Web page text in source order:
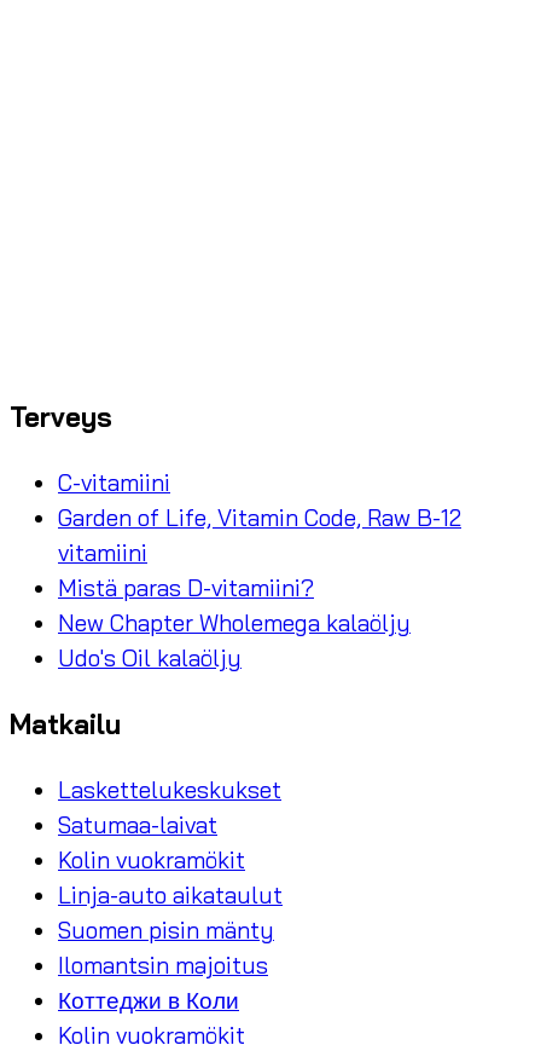
Terveys
C-vitamiini
Garden of Life, Vitamin Code, Raw B-12
vitamiini
Mistä paras D-vitamiini?
New Chapter Wholemega kalaöljy
Udo's Oil kalaöljy
Matkailu
Laskettelukeskukset
Satumaa-laivat
Kolin vuokramökit
Linja-auto aikataulut
Suomen pisin mänty
Ilomantsin majoitus
Коттеджи в Коли
Kolin vuokramökit